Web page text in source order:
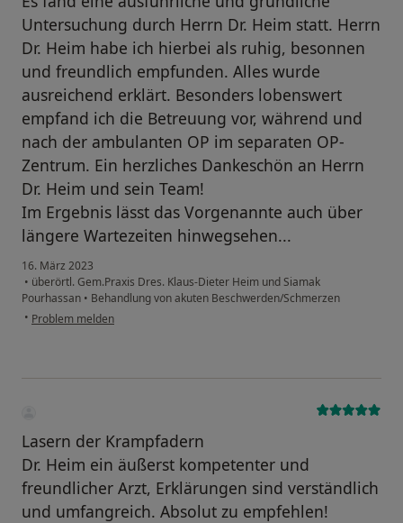
Untersuchung durch Herrn Dr. Heim statt. Herrn
Dr. Heim habe ich hierbei als ruhig, besonnen
und freundlich empfunden. Alles wurde
ausreichend erklärt. Besonders lobenswert
empfand ich die Betreuung vor, während und
nach der ambulanten OP im separaten OP-
Zentrum. Ein herzliches Dankeschön an Herrn
Dr. Heim und sein Team!
Im Ergebnis lässt das Vorgenannte auch über
längere Wartezeiten hinwegsehen...
16. März 2023
• überörtl. Gem.Praxis Dres. Klaus-Dieter Heim und Siamak
Pourhassan • Behandlung von akuten Beschwerden/Schmerzen
• Problem melden
Lasern der Krampfadern
Dr. Heim ein äußerst kompetenter und
freundlicher Arzt, Erklärungen sind verständlich
und umfangreich. Absolut zu empfehlen!